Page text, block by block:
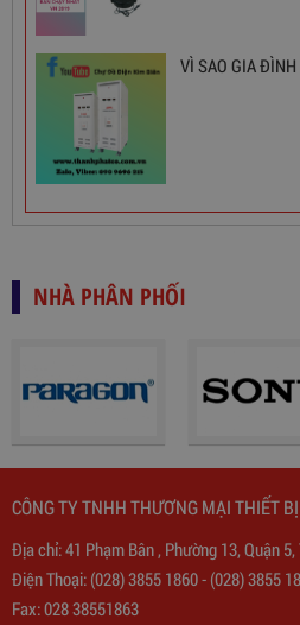
3,380,000đ
Biến Áp Đổi Nguồn DN020
VÌ SAO GIA ĐÌNH
NHÀ PHÂN PHỐI
CÔNG TY TNHH THƯƠNG MẠI THIẾT
Địa chỉ: 41 Phạm Bân , Phường 13, Quận
Điện Thoại: (028) 3855 1860- (028) 3855
Fax: 028 38551863